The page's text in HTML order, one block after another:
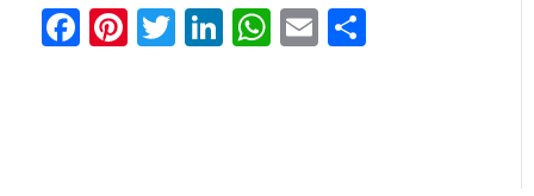
Facebook
Pinterest
Twitter
LinkedIn
WhatsApp
Email